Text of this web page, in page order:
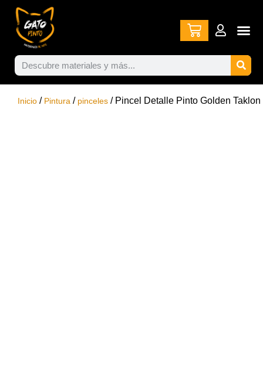
Inicio / Pintura / pinceles / Pincel Detalle Pinto Golden Taklon